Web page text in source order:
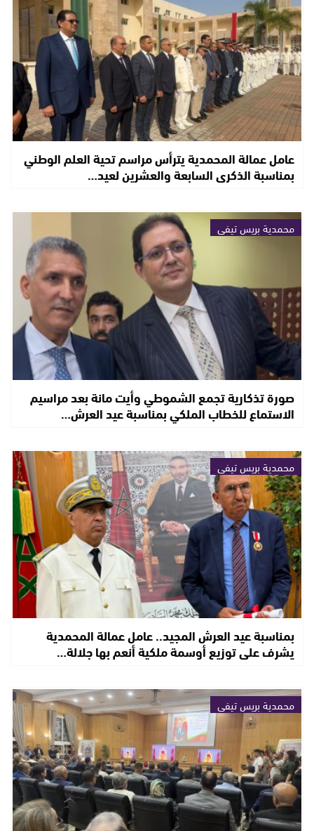
عامل عمالة المحمدية يترأس مراسم تحية العلم الوطني
بمناسبة الذكرى السابعة والعشرين لعيد…
محمدية بريس تيفي
صورة تذكارية تجمع الشموطي وأيت مانة بعد مراسيم
الاستماع للخطاب الملكي بمناسبة عيد العرش…
محمدية بريس تيفي
بمناسبة عيد العرش المجيد.. عامل عمالة المحمدية
يشرف على توزيع أوسمة ملكية أنعم بها جلالة…
محمدية بريس تيفي